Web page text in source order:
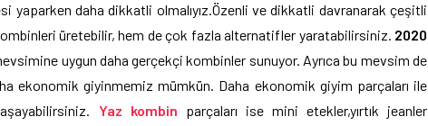
yaparken daha dikkatli olmalıyız.Özenli ve dikkatli davranarak çeşitli
üretebilir, hem de çok fazla alternatifler yaratabilirsiniz. 2020
uygun daha gerçekçi kombinler sunuyor. Ayrıca bu mevsim de
ekonomik giyinmemiz mümkün. Daha ekonomik giyim parçaları ile
Yaz kombin parçaları ise mini etekler,yırtık jeanler